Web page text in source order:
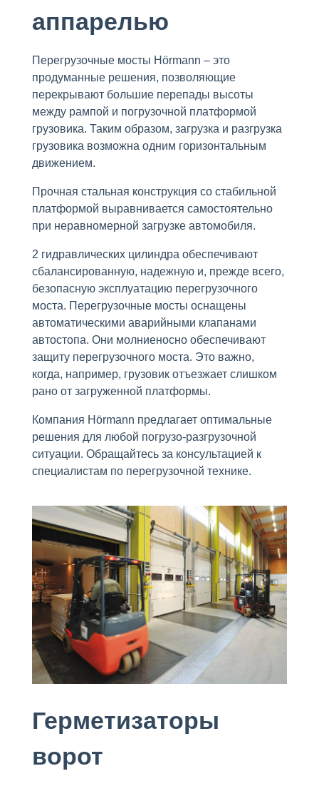
аппарелью
Перегрузочные мосты Hörmann – это
продуманные решения, позволяющие
перекрывают большие перепады высоты
между рампой и погрузочной платформой
грузовика. Таким образом, загрузка и разгрузка
грузовика возможна одним горизонтальным
движением.
Прочная стальная конструкция со стабильной
платформой выравнивается самостоятельно
при неравномерной загрузке автомобиля.
2 гидравлических цилиндра обеспечивают
сбалансированную, надежную и, прежде всего,
безопасную эксплуатацию перегрузочного
моста. Перегрузочные мосты оснащены
автоматическими аварийными клапанами
автостопа. Они молниеносно обеспечивают
защиту перегрузочного моста. Это важно,
когда, например, грузовик отъезжает слишком
рано от загруженной платформы.
Компания Hörmann предлагает оптимальные
решения для любой погрузо-разгрузочной
ситуации. Обращайтесь за консультацией к
специалистам по перегрузочной технике.
Герметизаторы
ворот